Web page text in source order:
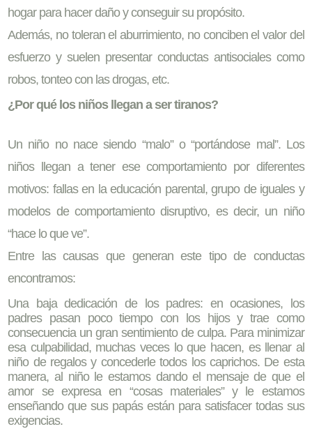
hogar para hacer daño y conseguir su propósito.
Además, no toleran el aburrimiento, no conciben el valor del
esfuerzo y suelen presentar conductas antisociales como
robos, tonteo con las drogas, etc.
¿Por qué los niños llegan a ser tiranos?
Un niño no nace siendo “malo” o “portándose mal”. Los
niños llegan a tener ese comportamiento por diferentes
motivos: fallas en la educación parental, grupo de iguales y
modelos de comportamiento disruptivo, es decir, un niño
“hace lo que ve”.
Entre las causas que generan este tipo de conductas
encontramos:
Una baja dedicación de los padres: en ocasiones, los
padres pasan poco tiempo con los hijos y trae como
consecuencia un gran sentimiento de culpa. Para minimizar
esa culpabilidad, muchas veces lo que hacen, es llenar al
niño de regalos y concederle todos los caprichos. De esta
manera, al niño le estamos dando el mensaje de que el
amor se expresa en “cosas materiales” y le estamos
enseñando que sus papás están para satisfacer todas sus
exigencias.